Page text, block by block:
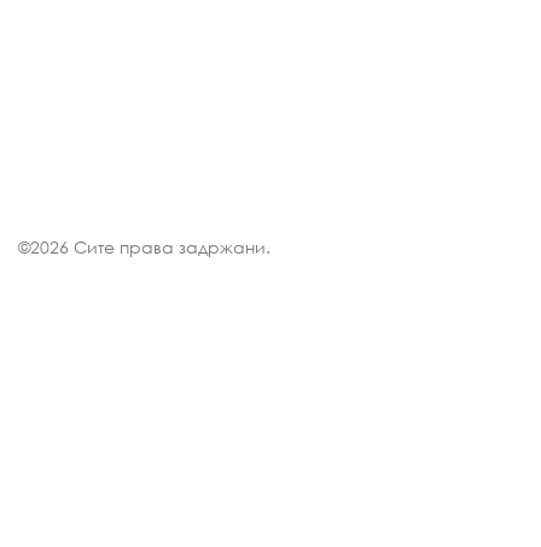
©2026 Сите права задржани.